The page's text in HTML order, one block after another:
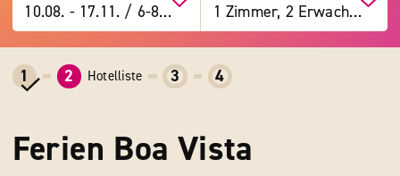
10.08. -17.11. / 6-8 Tage 1 Zimmer, 2 Erwachsene
1 2 Hotelliste 3 4
Ferien Boa Vista